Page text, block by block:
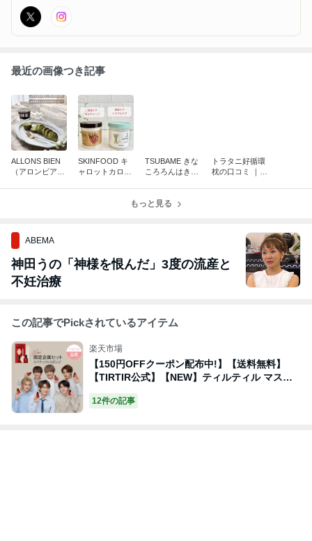
最近の画像つき記事
ALLONS BIEN
（アロンビア
SKINFOOD キ
ャロットカロテ
TSUBAME きな
ころろんはきな
ろ美味しかった
トラタニ好循環
枕の口コミ ｜
もっと見る
ABEMA
神田うの「神様を恨んだ」3度の流産と
不妊治療
この記事でPickされているアイテム
楽天市場
【150円OFFクーポン配布中!】【送料無料】
【TIRTIR公式】【NEW】ティルティル マスク
0ml [ファンデーション+スパチュラ+スポンジ]
12件の記事